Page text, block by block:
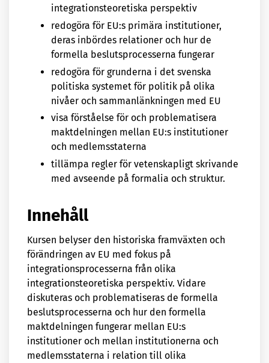
integrationsteoretiska perspektiv
redogöra för EU:s primära institutioner,
deras inbördes relationer och hur de
formella beslutsprocesserna fungerar
redogöra för grunderna i det svenska
politiska systemet för politik på olika
nivåer och sammanlänkningen med EU
visa förståelse för och problematisera
maktdelningen mellan EU:s institutioner
och medlemsstaterna
tillämpa regler för vetenskapligt skrivande
med avseende på formalia och struktur.
Innehåll
Kursen belyser den historiska framväxten och
förändringen av EU med fokus på
integrationsprocesserna från olika
integrationsteoretiska perspektiv. Vidare
diskuteras och problematiseras de formella
beslutsprocesserna och hur den formella
maktdelningen fungerar mellan EU:s
institutioner och mellan institutionerna och
medlemsstaterna i relation till olika